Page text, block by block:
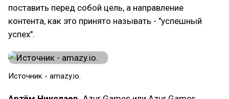
поставить перед собой цель, а направление
контента, как это принято называть - "успешный
успех".
Источник - amazy.io.